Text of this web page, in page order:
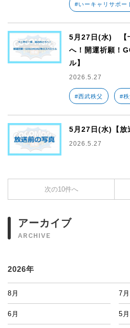
#いーキャリサポー
5月27日(水) 【
へ！開運祈願！
ル】
2026.5.27
#西武秩父 #
5月27日(水)【放
2026.5.27
次の10件へ
アーカイブ
ARCHIVE
2026年
8月 7月
6月 5月